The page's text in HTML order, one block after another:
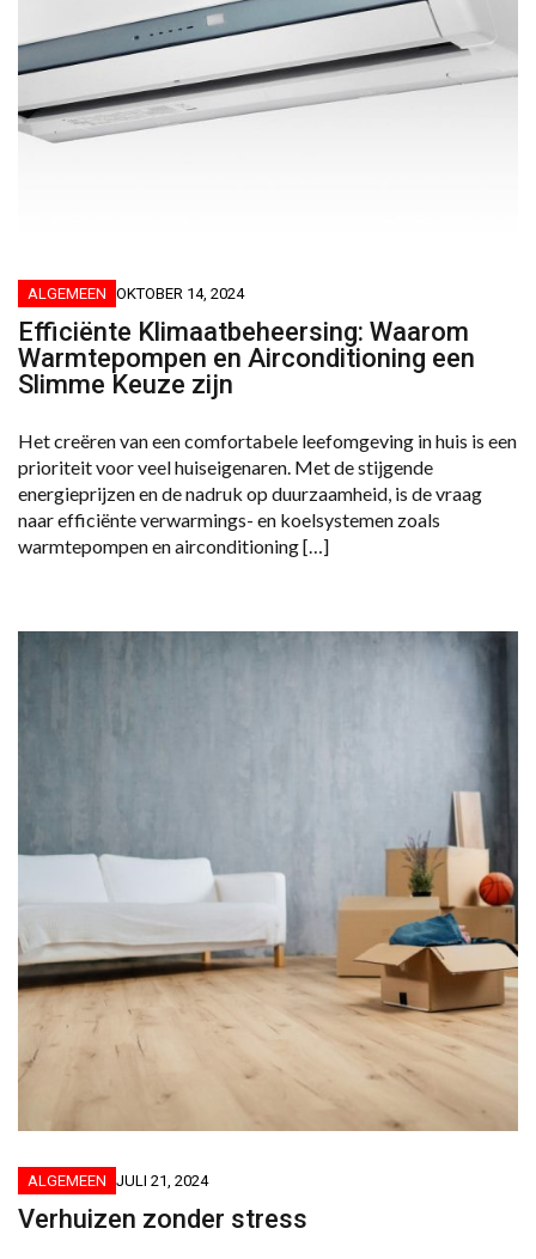
ALGEMEEN OKTOBER 14, 2024
Efficiënte Klimaatbeheersing: Waarom
Warmtepompen en Airconditioning een
Slimme Keuze zijn
Het creëren van een comfortabele leefomgeving in huis is een
prioriteit voor veel huiseigenaren. Met de stijgende
energieprijzen en de nadruk op duurzaamheid, is de vraag
naar efficiënte verwarmings- en koelsystemen zoals
warmtepompen en airconditioning […]
ALGEMEEN JULI 21, 2024
Verhuizen zonder stress